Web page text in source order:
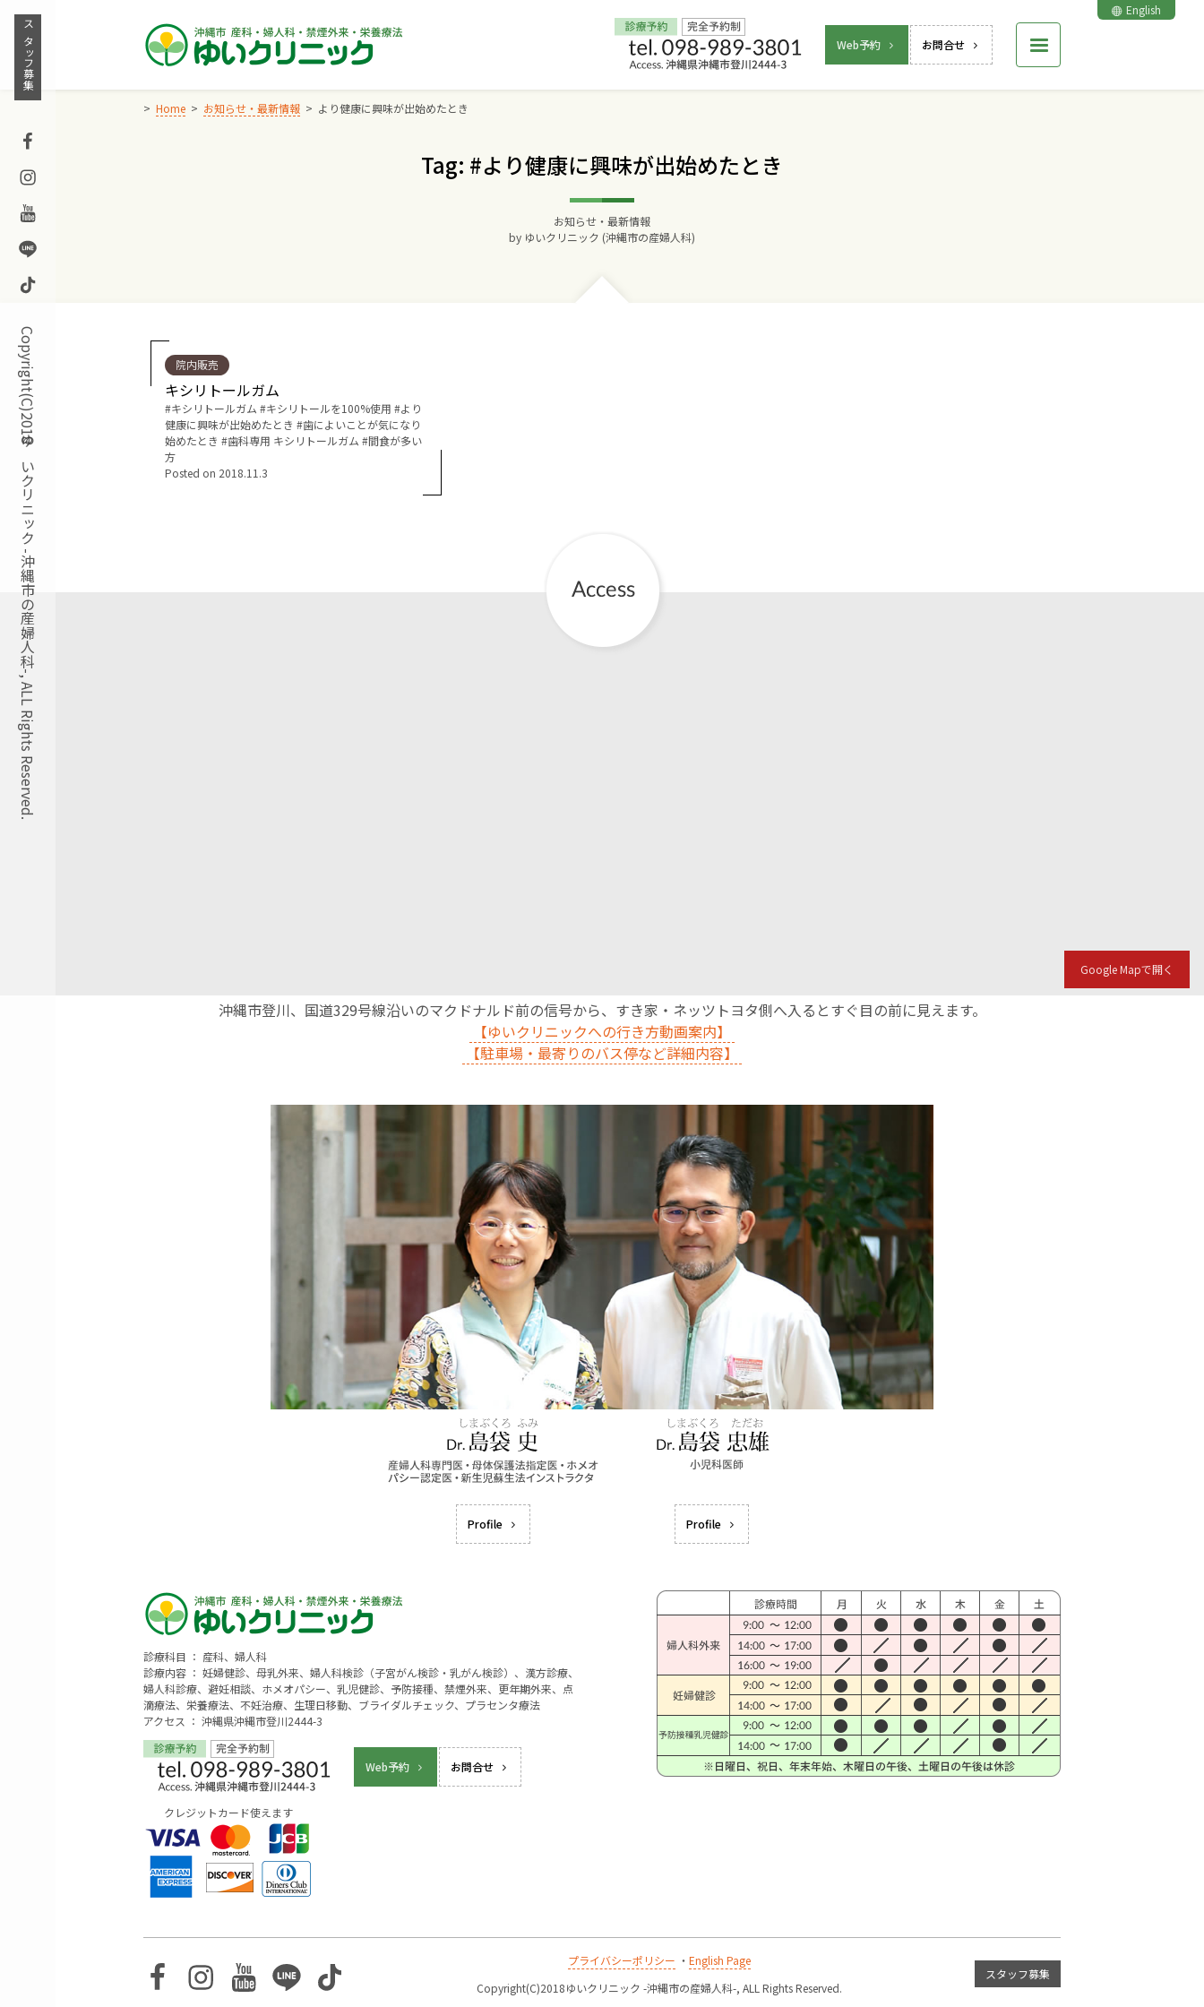
Skip
content
Web予約 お問合せ
English
スタッフ募集
Facebook
Instagram
Youtube
Line
TikTok
Copyright(C)2018ゆいクリニック -沖縄市の産婦人科-, ALL Rights Reserved.
Home お知らせ・最新情報 より健康に興味が出始めたとき
Tag: #より健康に興味が出始めたとき
お知らせ・最新情報
by ゆいクリニック (沖縄市の産婦人科)
院内販売
キシリトールガム
Tags:
キシリトールガム キシリトールを100%使用
より
健康に興味が出始めたとき
歯によいことが気になり
始めたとき
歯科専用 キシリトールガム
間食が多い
方
Posted on 2018.11.3
Google Mapで開く
沖縄市登川、国道329号線沿いのマクドナルド前の信号から、すき家・ネッツトヨタ側へ入るとすぐ目の前に見えます。
【ゆいクリニックへの行き方動画案内】
【駐車場・最寄りのバス停など詳細内容】
Profile Profile
診療科目 ： 産科、婦人科
診療内容 ： 妊婦健診、母乳外来、婦人科検診（子宮がん検診・乳がん検診）、漢方診療、
婦人科診療、避妊相談、ホメオパシー、乳児健診、予防接種、禁煙外来、更年期外来、点
滴療法、栄養療法、不妊治療、生理日移動、ブライダルチェック、プラセンタ療法
アクセス ： 沖縄県沖縄市登川2444-3
Web予約 お問合せ
クレジットカード使えます
Facebook
Instagram
Youtube
LineTikTok プライバシーポリシー ・ English Page
Copyright(C)2018ゆいクリニック -沖縄市の産婦人科-, ALL Rights Reserved.
スタッフ募集
交通アクセス
院長からのごあいさつ
ゆいクリニックの経営理念
予防接種
その他の診療内容